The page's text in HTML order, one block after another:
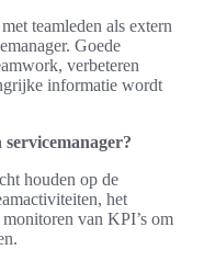
teamleden als extern
Goede
verbeteren
informatie wordt
houden op de
het
van KPI’s om